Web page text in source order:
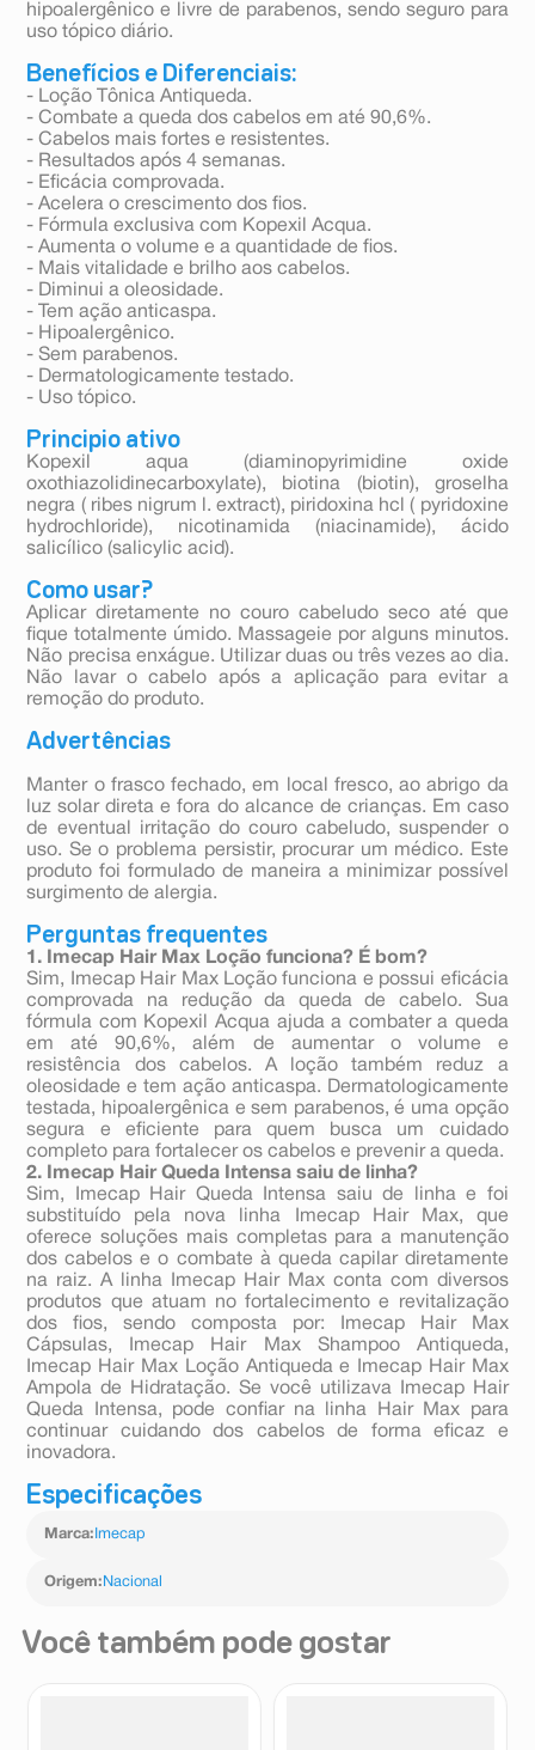
hipoalergênico e livre de parabenos, sendo seguro para
uso tópico diário.
Benefícios e Diferenciais:
- Loção Tônica Antiqueda.
- Combate a queda dos cabelos em até 90,6%.
- Cabelos mais fortes e resistentes.
- Resultados após 4 semanas.
- Eficácia comprovada.
- Acelera o crescimento dos fios.
- Fórmula exclusiva com Kopexil Acqua.
- Aumenta o volume e a quantidade de fios.
- Mais vitalidade e brilho aos cabelos.
- Diminui a oleosidade.
- Tem ação anticaspa.
- Hipoalergênico.
- Sem parabenos.
- Dermatologicamente testado.
- Uso tópico.
Principio ativo
Kopexil aqua (diaminopyrimidine oxide
oxothiazolidinecarboxylate), biotina (biotin), groselha
negra ( ribes nigrum l. extract), piridoxina hcl ( pyridoxine
hydrochloride), nicotinamida (niacinamide), ácido
salicílico (salicylic acid).
Como usar?
Aplicar diretamente no couro cabeludo seco até que
fique totalmente úmido. Massageie por alguns minutos.
Não precisa enxágue. Utilizar duas ou três vezes ao dia.
Não lavar o cabelo após a aplicação para evitar a
remoção do produto.
Advertências
Manter o frasco fechado, em local fresco, ao abrigo da
luz solar direta e fora do alcance de crianças. Em caso
de eventual irritação do couro cabeludo, suspender o
uso. Se o problema persistir, procurar um médico. Este
produto foi formulado de maneira a minimizar possível
surgimento de alergia.
Perguntas frequentes
1. Imecap Hair Max Loção funciona? É bom?
Sim, Imecap Hair Max Loção funciona e possui eficácia
comprovada na redução da queda de cabelo. Sua
fórmula com Kopexil Acqua ajuda a combater a queda
em até 90,6%, além de aumentar o volume e
resistência dos cabelos. A loção também reduz a
oleosidade e tem ação anticaspa. Dermatologicamente
testada, hipoalergênica e sem parabenos, é uma opção
segura e eficiente para quem busca um cuidado
completo para fortalecer os cabelos e prevenir a queda.
2. Imecap Hair Queda Intensa saiu de linha?
Sim, Imecap Hair Queda Intensa saiu de linha e foi
substituído pela nova linha Imecap Hair Max, que
oferece soluções mais completas para a manutenção
dos cabelos e o combate à queda capilar diretamente
na raiz. A linha Imecap Hair Max conta com diversos
produtos que atuam no fortalecimento e revitalização
dos fios, sendo composta por: Imecap Hair Max
Cápsulas, Imecap Hair Max Shampoo Antiqueda,
Imecap Hair Max Loção Antiqueda e Imecap Hair Max
Ampola de Hidratação. Se você utilizava Imecap Hair
Queda Intensa, pode confiar na linha Hair Max para
continuar cuidando dos cabelos de forma eficaz e
inovadora.
Especificações
Marca: Imecap
Origem: Nacional
Você também pode gostar